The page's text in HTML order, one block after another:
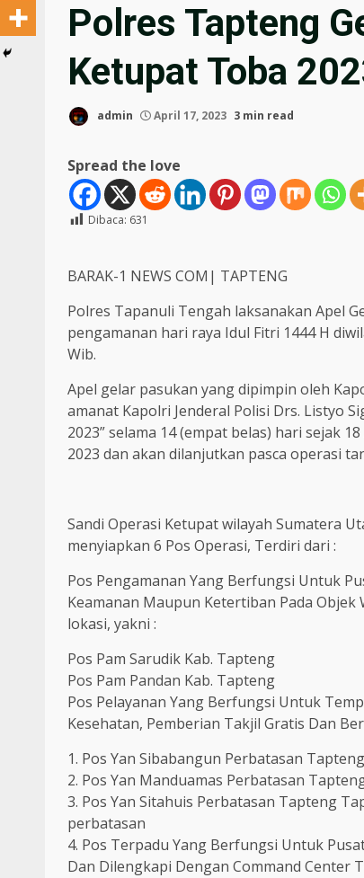
Polres Tapteng
Ketupat Toba
admin April 17, 2023 3 min read
Spread the love
Dibaca: 631
BARAK-1 NEWS COM| TAPTENG
Polres Tapanuli Tengah laksanakan Apel
pengamanan hari raya Idul Fitri 1444 H
Wib.
Apel gelar pasukan yang dipimpin oleh
amanat Kapolri Jenderal Polisi Drs. Listyo
2023” selama 14 (empat belas) hari sejak
2023 dan akan dilanjutkan pasca operasi
Sandi Operasi Ketupat wilayah Sumatera
menyiapkan 6 Pos Operasi, Terdiri dari :
Pos Pengamanan Yang Berfungsi Untuk
Keamanan Maupun Ketertiban Pada
lokasi, yakni :
Pos Pam Sarudik Kab. Tapteng
Pos Pam Pandan Kab. Tapteng
Pos Pelayanan Yang Berfungsi Untuk
Kesehatan, Pemberian Takjil Gratis Dan
1. Pos Yan Sibabangun Perbatasan
2. Pos Yan Manduamas Perbatasan
3. Pos Yan Sitahuis Perbatasan Tapteng
perbatasan
4. Pos Terpadu Yang Berfungsi Untuk
Dan Dilengkapi Dengan Command Center